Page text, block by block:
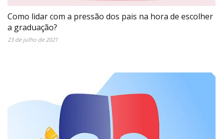
Como lidar com a pressão dos pais na hora de escolher
a graduação?
23 de julho de 2021